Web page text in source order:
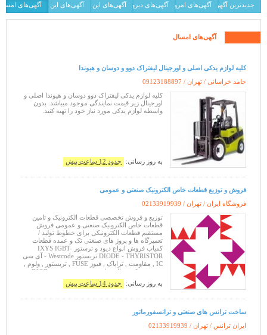
جدیدترین آگهی‌هاآگهی‌های امروز آگهی‌های دیروز آگهی‌های این هفتهآگهی‌های این ماهآگهی‌های
آگهی‌های امسال
کلیه لوازم یدکی اصلی و اورجینال لیفتراک دوو و دوسان و هیوندا
حامد خراسانی / تهران / 09123188897
کلیه لوازم یدکی لیفتراک دوو دوسان و هیوندا اصلی و
اورجینال زیر قیمت نمایندگی موجود میباشد. بدون
واسطه لوازم یدکی مورد نیاز خود را تهیه کنید.
به روز رسانی: حدود 12 ساعت پیش
فروش و توزیع قطعات خاص الکترونیک صنعتی و عمومی
فروشگاه ایران / تهران / 02133919939
توزیع و فروش تخصصی قطعات الکترونیک و تامین
قطعات خاص الکترونیک صنعتی و عمومی فروش
مستقیم قطعات الکترونیکی برای خطوط تولید /
تعمیرگاه ها و پروژ های صنعتی تک و عمده قطعات
کمیاب فروش انواع دیود و ترستور IXYS IGBT-
DIODE - THYRISTOR تریستور Westcode - آی سی
IC , مقاومت , ترایاک , فیوز FUSE , تریستور , ولوم ,
وریستور سفارش قطعات خاص الکترونیک
به روز رسانی: حدود 14 ساعت پیش
ساخت ترانس های صنعتی و ترانسفورماتور
ایران ترانس / تهران / 02133919939